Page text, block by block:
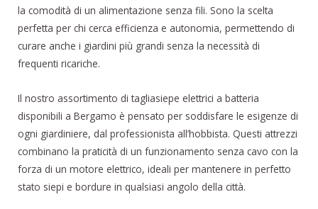
la comodità di un alimentazione senza fili. Sono la scelta
perfetta per chi cerca efficienza e autonomia, permettendo di
curare anche i giardini più grandi senza la necessità di
frequenti ricariche.
Il nostro assortimento di tagliasiepe elettrici a batteria
disponibili a Bergamo è pensato per soddisfare le esigenze di
ogni giardiniere, dal professionista all’hobbista. Questi attrezzi
combinano la praticità di un funzionamento senza cavo con la
forza di un motore elettrico, ideali per mantenere in perfetto
stato siepi e bordure in qualsiasi angolo della città.